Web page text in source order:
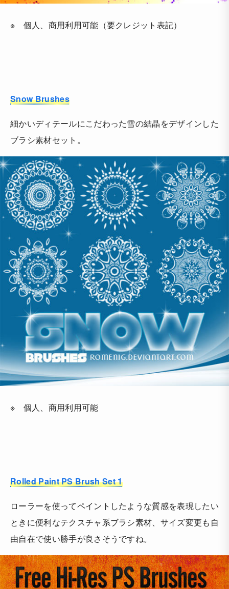
※ 個人、商用利用可能（要クレジット表記）
Snow Brushes
細かいディテールにこだわった雪の結晶をデザインした
ブラシ素材セット。
※ 個人、商用利用可能
Rolled Paint PS Brush Set 1
ローラーを使ってペイントしたような質感を表現したい
ときに便利なテクスチャ系ブラシ素材、サイズ変更も自
由自在で使い勝手が良さそうですね。